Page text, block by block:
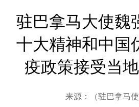
驻巴拿马大使魏
十大精神和中国
疫政策接受当
来源：（驻巴拿马